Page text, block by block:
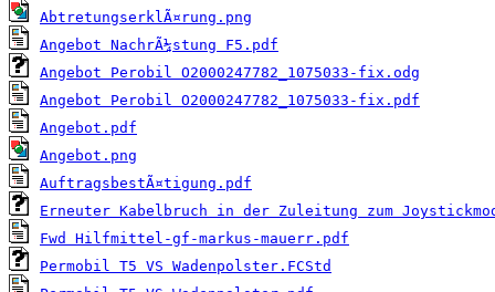
AbtretungserklÃ¤rung.png
Angebot NachrÃ¼stung F5.pdf
Angebot Perobil O2000247782_1075033-fix.odg
Angebot Perobil O2000247782_1075033-fix.pdf
Angebot.pdf
Angebot.png
AuftragsbestÃ¤tigung.pdf
Erneuter Kabelbruch in der Zuleitung zum
Fwd Hilfmittel-gf-markus-mauerr.pdf
Permobil T5 VS Wadenpolster.FCStd